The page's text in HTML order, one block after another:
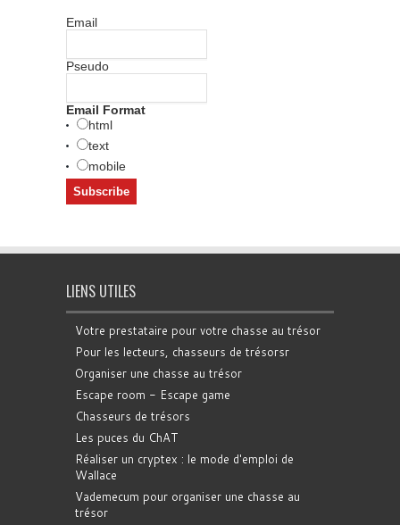
Email
Pseudo
Email Format
html
text
mobile
LIENS UTILES
Votre prestataire pour votre chasse au trésor
Pour les lecteurs, chasseurs de trésorsr
Organiser une chasse au trésor
Escape room - Escape game
Chasseurs de trésors
Les puces du ChAT
Réaliser un cryptex : le mode d'emploi de
Wallace
Vademecum pour organiser une chasse au
trésor